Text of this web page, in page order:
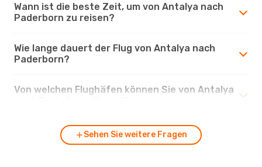
Wann ist die beste Zeit, um von Antalya nach
Paderborn zu reisen?
Wie lange dauert der Flug von Antalya nach
Paderborn?
Von welchen Flughäfen können Sie von Antalya
Sehen Sie weitere Fragen